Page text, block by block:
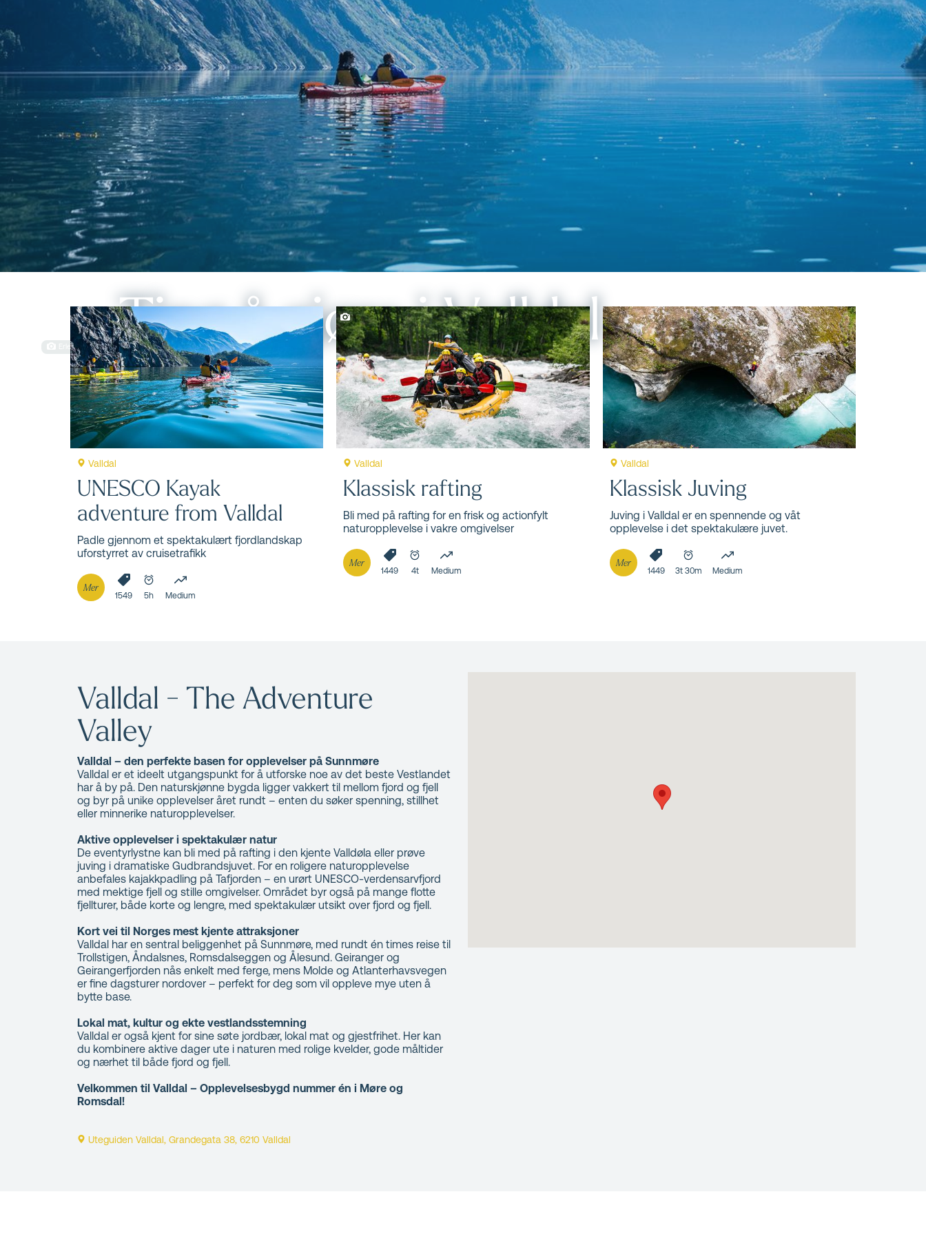
Ting å gjøre i Valldal
Opplevelsesbygd nummer én i Møre og Romsdal! Her finner du et bredt mangfold av aktiviteter for alle
aldersgrupper. Det varme klimaet gir perfekte forhold for bær- og fruktproduksjon, men også unike
forhold for utendørsaktiviteter og opplevelser!
Erlend Hjelme
Valldal
UNESCO Kayak
adventure from Valldal
Padle gjennom et spektakulært fjordlandskap
uforstyrret av cruisetrafikk
Mer
1549 5h Medium
Valldal
Klassisk rafting
Bli med på rafting for en frisk og actionfylt
naturopplevelse i vakre omgivelser
Mer
1449 4t Medium
Valldal
Klassisk Juving
Juving i Valldal er en spennende og våt
opplevelse i det spektakulære juvet.
Mer
1449 3t 30m Medium
Valldal - The Adventure
Valley
Valldal – den perfekte basen for opplevelser på Sunnmøre
Valldal er et ideelt utgangspunkt for å utforske noe av det beste Vestlandet
har å by på. Den naturskjønne bygda ligger vakkert til mellom fjord og fjell
og byr på unike opplevelser året rundt – enten du søker spenning, stillhet
eller minnerike naturopplevelser.
Aktive opplevelser i spektakulær natur
De eventyrlystne kan bli med på rafting i den kjente Valldøla eller prøve
juving i dramatiske Gudbrandsjuvet. For en roligere naturopplevelse
anbefales kajakkpadling på Tafjorden – en urørt UNESCO-verdensarvfjord
med mektige fjell og stille omgivelser. Området byr også på mange flotte
fjellturer, både korte og lengre, med spektakulær utsikt over fjord og fjell.
Kort vei til Norges mest kjente attraksjoner
Valldal har en sentral beliggenhet på Sunnmøre, med rundt én times reise til
Trollstigen, Åndalsnes, Romsdalseggen og Ålesund. Geiranger og
Geirangerfjorden nås enkelt med ferge, mens Molde og Atlanterhavsvegen
er fine dagsturer nordover – perfekt for deg som vil oppleve mye uten å
bytte base.
Lokal mat, kultur og ekte vestlandsstemning
Valldal er også kjent for sine søte jordbær, lokal mat og gjestfrihet. Her kan
du kombinere aktive dager ute i naturen med rolige kvelder, gode måltider
og nærhet til både fjord og fjell.
Velkommen til Valldal – Opplevelsesbygd nummer én i Møre og
Romsdal!
Uteguiden Valldal, Grandegata 38, 6210 Valldal